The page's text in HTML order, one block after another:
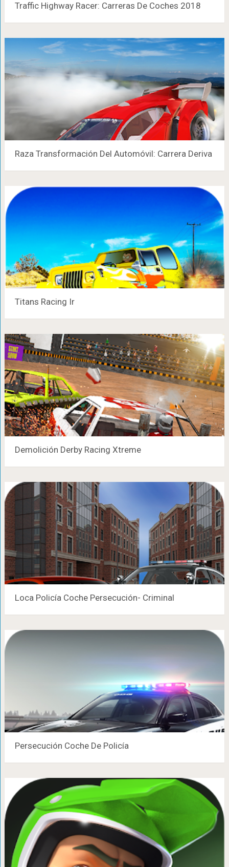
Traffic Highway Racer: Carreras De Coches 2018
Raza Transformación Del Automóvil: Carrera Deriva
Titans Racing Ir
Demolición Derby Racing Xtreme
Loca Policía Coche Persecución- Criminal
Persecución Coche De Policía